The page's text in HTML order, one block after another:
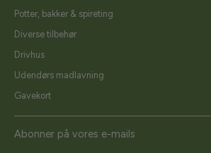
Potter, bakker & spireting
Diverse tilbehør
Drivhus
Udendørs madlavning
Gavekort
Abonner på vores e-mails